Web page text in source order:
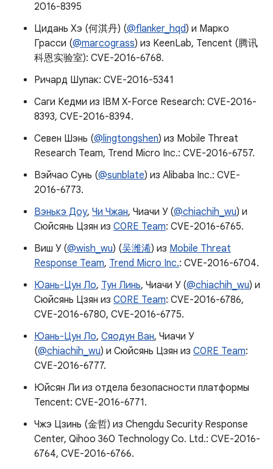
2016-8395
Цидань Хэ (何淇丹) (@flanker_hqd) и Марко
Грасси (@marcograss) из KeenLab, Tencent (腾讯
科恩实验室): CVE-2016-6768.
Ричард Шупак: CVE-2016-5341
Саги Кедми из IBM X-Force Research: CVE-2016-
8393, CVE-2016-8394.
Севен Шэнь (@lingtongshen) из Mobile Threat
Research Team, Trend Micro Inc.: CVE-2016-6757.
Вэйчао Сунь (@sunblate) из Alibaba Inc.: CVE-
2016-6773.
Вэнькэ Доу, Чи Чжан, Чиачи У (@chiachih_wu) и
Сюйсянь Цзян из C0RE Team: CVE-2016-6765.
Виш У (@wish_wu) (吴潍浠) из Mobile Threat
Response Team, Trend Micro Inc.: CVE-2016-6704.
Юань-Цун Ло, Тун Линь, Чиачи У (@chiachih_wu) и
Сюйсянь Цзян из C0RE Team: CVE-2016-6786,
CVE-2016-6780, CVE-2016-6775.
Юань-Цун Ло, Сяодун Ван, Чиачи У
(@chiachih_wu) и Сюйсянь Цзян из C0RE Team:
CVE-2016-6777.
Юйсян Ли из отдела безопасности платформы
Tencent: CVE-2016-6771.
Чжэ Цзинь (金哲) из Chengdu Security Response
Center, Qihoo 360 Technology Co. Ltd.: CVE-2016-
6764, CVE-2016-6766.